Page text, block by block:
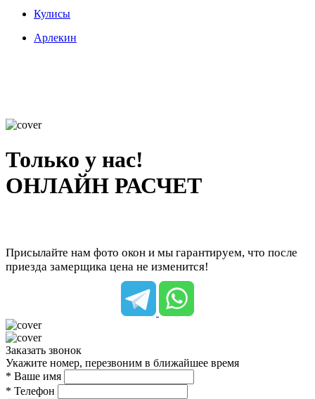
Кулисы
Арлекин
Только у нас!
ОНЛАЙН РАСЧЕТ
Присылайте нам фото окон и мы гарантируем, что после
приезда замерщика цена не изменится!
Заказать звонок
Укажите номер, перезвоним в ближайшее время
* Ваше имя
* Телефон